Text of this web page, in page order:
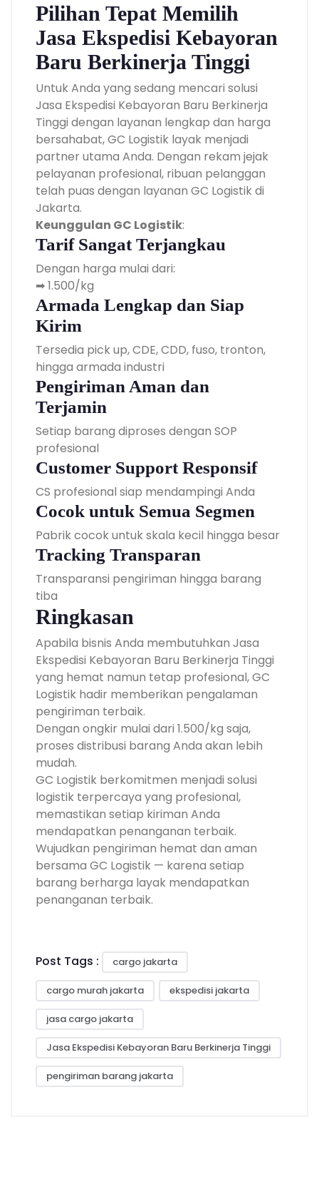
Pilihan Tepat Memilih
Jasa Ekspedisi Kebayoran
Baru Berkinerja Tinggi
Untuk Anda yang sedang mencari solusi
Jasa Ekspedisi Kebayoran Baru Berkinerja
Tinggi dengan layanan lengkap dan harga
bersahabat, GC Logistik layak menjadi
partner utama Anda. Dengan rekam jejak
pelayanan profesional, ribuan pelanggan
telah puas dengan layanan GC Logistik di
Jakarta.
Keunggulan GC Logistik:
Tarif Sangat Terjangkau
Dengan harga mulai dari:
➡ 1.500/kg
Armada Lengkap dan Siap
Kirim
Tersedia pick up, CDE, CDD, fuso, tronton,
hingga armada industri
Pengiriman Aman dan
Terjamin
Setiap barang diproses dengan SOP
profesional
Customer Support Responsif
CS profesional siap mendampingi Anda
Cocok untuk Semua Segmen
Pabrik cocok untuk skala kecil hingga besar
Tracking Transparan
Transparansi pengiriman hingga barang
tiba
Ringkasan
Apabila bisnis Anda membutuhkan Jasa
Ekspedisi Kebayoran Baru Berkinerja Tinggi
yang hemat namun tetap profesional, GC
Logistik hadir memberikan pengalaman
pengiriman terbaik.
Dengan ongkir mulai dari 1.500/kg saja,
proses distribusi barang Anda akan lebih
mudah.
GC Logistik berkomitmen menjadi solusi
logistik terpercaya yang profesional,
memastikan setiap kiriman Anda
mendapatkan penanganan terbaik.
Wujudkan pengiriman hemat dan aman
bersama GC Logistik — karena setiap
barang berharga layak mendapatkan
penanganan terbaik.
Post Tags : cargo jakarta
cargo murah jakarta ekspedisi jakarta
jasa cargo jakarta
Jasa Ekspedisi Kebayoran Baru Berkinerja Tinggi
pengiriman barang jakarta